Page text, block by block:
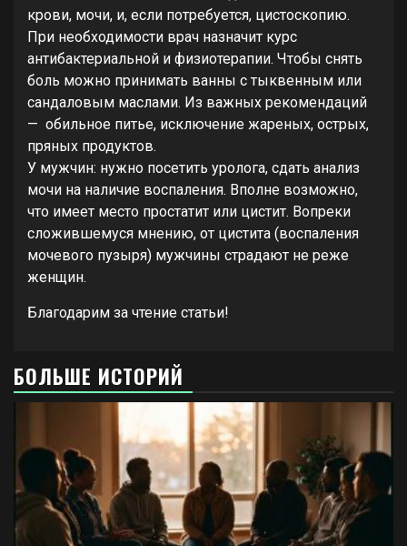
крови, мочи, и, если потребуется, цистоскопию.
При необходимости врач назначит курс
антибактериальной и физиотерапии. Чтобы снять
боль можно принимать ванны с тыквенным или
сандаловым маслами. Из важных рекомендаций
— обильное питье, исключение жареных, острых,
пряных продуктов.
У мужчин: нужно посетить уролога, сдать анализ
мочи на наличие воспаления. Вполне возможно,
что имеет место простатит или цистит. Вопреки
сложившемуся мнению, от цистита (воспаления
мочевого пузыря) мужчины страдают не реже
женщин.
Благодарим за чтение статьи!
БОЛЬШЕ ИСТОРИЙ